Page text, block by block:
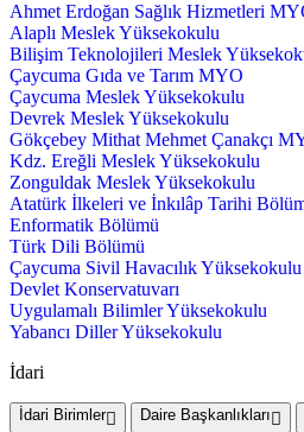
Ahmet Erdoğan Sağlık Hizmetleri
Alaplı Meslek Yüksekokulu
Bilişim Teknolojileri Meslek
Çaycuma Gıda ve Tarım MYO
Çaycuma Meslek Yüksekokulu
Devrek Meslek Yüksekokulu
Gökçebey Mithat Mehmet Çanakçı
Kdz. Ereğli Meslek Yüksekokulu
Zonguldak Meslek Yüksekokulu
Atatürk İlkeleri ve İnkılâp Tarihi
Enformatik Bölümü
Türk Dili Bölümü
Çaycuma Sivil Havacılık Yüksekokulu
Devlet Konservatuvarı
Uygulamalı Bilimler Yüksekokulu
Yabancı Diller Yüksekokulu
İdari
İdari Birimler Daire Başkanlıkları